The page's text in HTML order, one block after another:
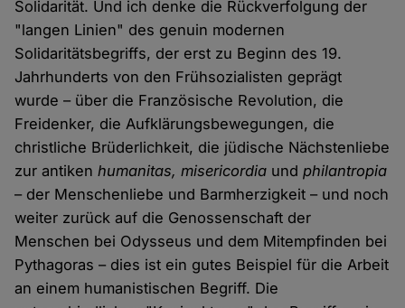
Solidarität. Und ich denke die Rückverfolgung der
"langen Linien" des genuin modernen
Solidaritätsbegriffs, der erst zu Beginn des 19.
Jahrhunderts von den Frühsozialisten geprägt
wurde – über die Französische Revolution, die
Freidenker, die Aufklärungsbewegungen, die
christliche Brüderlichkeit, die jüdische Nächstenliebe
zur antikenhumanitas, misericordia undphilantropia
– der Menschenliebe und Barmherzigkeit – und noch
weiter zurück auf die Genossenschaft der
Menschen bei Odysseus und dem Mitempfinden bei
Pythagoras – dies ist ein gutes Beispiel für die Arbeit
an einem humanistischen Begriff. Die